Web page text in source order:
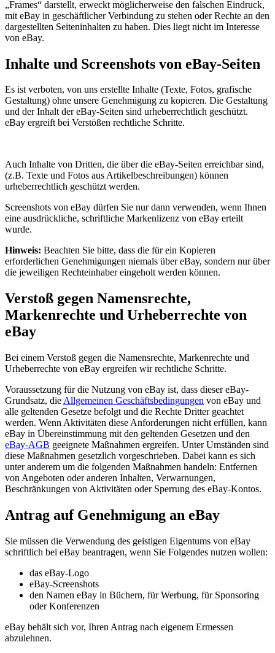
„Frames“ darstellt, erweckt möglicherweise den falschen Eindruck,
mit eBay in geschäftlicher Verbindung zu stehen oder Rechte an den
dargestellten Seiteninhalten zu haben. Dies liegt nicht im Interesse
von eBay.
Inhalte und Screenshots von eBay-Seiten
Es ist verboten, von uns erstellte Inhalte (Texte, Fotos, grafische
Gestaltung) ohne unsere Genehmigung zu kopieren. Die Gestaltung
und der Inhalt der eBay-Seiten sind urheberrechtlich geschützt.
eBay ergreift bei Verstößen rechtliche Schritte.
Auch Inhalte von Dritten, die über die eBay-Seiten erreichbar sind,
(z.B. Texte und Fotos aus Artikelbeschreibungen) können
urheberrechtlich geschützt werden.
Screenshots von eBay dürfen Sie nur dann verwenden, wenn Ihnen
eine ausdrückliche, schriftliche Markenlizenz von eBay erteilt
wurde.
Hinweis: Beachten Sie bitte, dass die für ein Kopieren
erforderlichen Genehmigungen niemals über eBay, sondern nur über
die jeweiligen Rechteinhaber eingeholt werden können.
Verstoß gegen Namensrechte,
Markenrechte und Urheberrechte von
eBay
Bei einem Verstoß gegen die Namensrechte, Markenrechte und
Urheberrechte von eBay ergreifen wir rechtliche Schritte.
Voraussetzung für die Nutzung von eBay ist, dass dieser eBay-
Grundsatz, die Allgemeinen Geschäftsbedingungen von eBay und
alle geltenden Gesetze befolgt und die Rechte Dritter geachtet
werden. Wenn Aktivitäten diese Anforderungen nicht erfüllen, kann
eBay in Übereinstimmung mit den geltenden Gesetzen und den
eBay-AGB geeignete Maßnahmen ergreifen. Unter Umständen sind
diese Maßnahmen gesetzlich vorgeschrieben. Dabei kann es sich
unter anderem um die folgenden Maßnahmen handeln: Entfernen
von Angeboten oder anderen Inhalten, Verwarnungen,
Beschränkungen von Aktivitäten oder Sperrung des eBay-Kontos.
Antrag auf Genehmigung an eBay
Sie müssen die Verwendung des geistigen Eigentums von eBay
schriftlich bei eBay beantragen, wenn Sie Folgendes nutzen wollen:
das eBay-Logo
eBay-Screenshots
den Namen eBay in Büchern, für Werbung, für Sponsoring
oder Konferenzen
eBay behält sich vor, Ihren Antrag nach eigenem Ermessen
abzulehnen.